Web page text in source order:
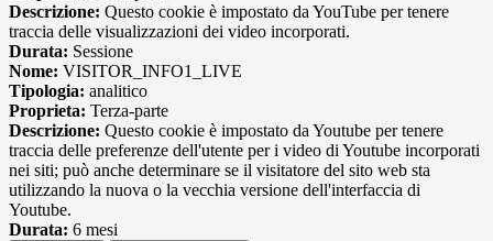
Descrizione: Questo cookie è impostato da YouTube per tenere
traccia delle visualizzazioni dei video incorporati.
Durata: Sessione
Nome: VISITOR_INFO1_LIVE
Tipologia: analitico
Proprieta: Terza-parte
Descrizione: Questo cookie è impostato da Youtube per tenere
traccia delle preferenze dell'utente per i video di Youtube incorporati
nei siti; può anche determinare se il visitatore del sito web sta
utilizzando la nuova o la vecchia versione dell'interfaccia di
Youtube.
Durata: 6 mesi